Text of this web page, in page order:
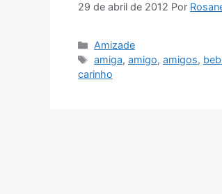
29 de abril de 2012 Por
Categorias
Amizade
Tags
amiga,amigo,amigos,
carinho